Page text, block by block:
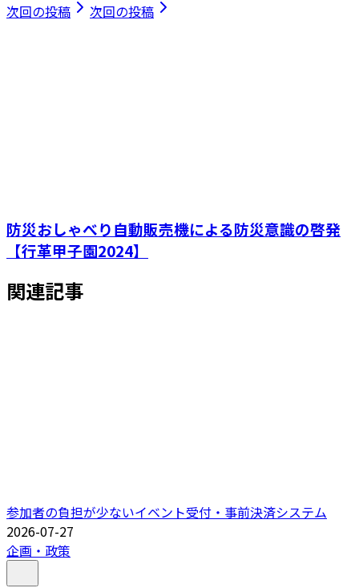
次回の投稿 次回の投稿
防災おしゃべり自動販売機による防災意識の啓発
【行革甲子園2024】
関連記事
参加者の負担が少ないイベント受付・事前決済システム
2026-07-27
企画・政策